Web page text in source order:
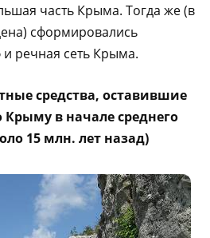
часть Крыма. Тогда же (в
сформировались
речная сеть Крыма.
средства, оставившие
Крыму в начале среднего
15 млн. лет назад)